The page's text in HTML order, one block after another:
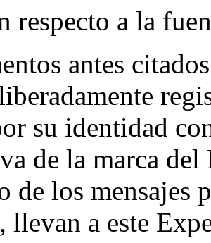
respecto a la
antes
su identidad
de la marca
de los mensajes
llevan a este